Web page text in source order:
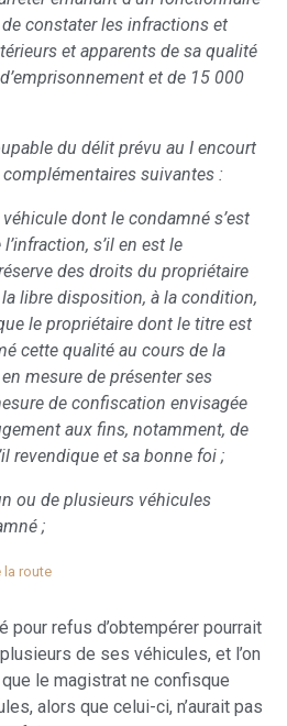
constater les infractions et
et apparents de sa qualité
et de 15 000
du délit prévu au I encourt
suivantes :
dont le condamné s’est
s’il en est le
des droits du propriétaire
la libre disposition, à la condition,
le propriétaire dont le titre est
cette qualité au cours de la
mesure de présenter ses
de confiscation envisagée
aux fins, notamment, de
revendique et sa bonne foi ;
ou de plusieurs véhicules
;
la route
pour refus d’obtempérer pourrait
de ses véhicules, et l’on
le magistrat ne confisque
alors que celui-ci, n’aurait pas